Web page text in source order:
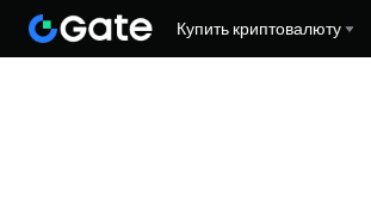
Купить криптовалюту